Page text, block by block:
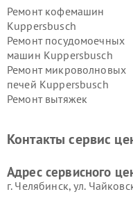
Ремонт кофемашин
Kuppersbusch
Ремонт посудомоечных
машин Kuppersbusch
Ремонт микроволновых
печей Kuppersbusch
Ремонт вытяжек
Kuppersbusch
Ремонт сушильных
Контакты сервис
Адрес сервисного
г. Челябинск, ул.